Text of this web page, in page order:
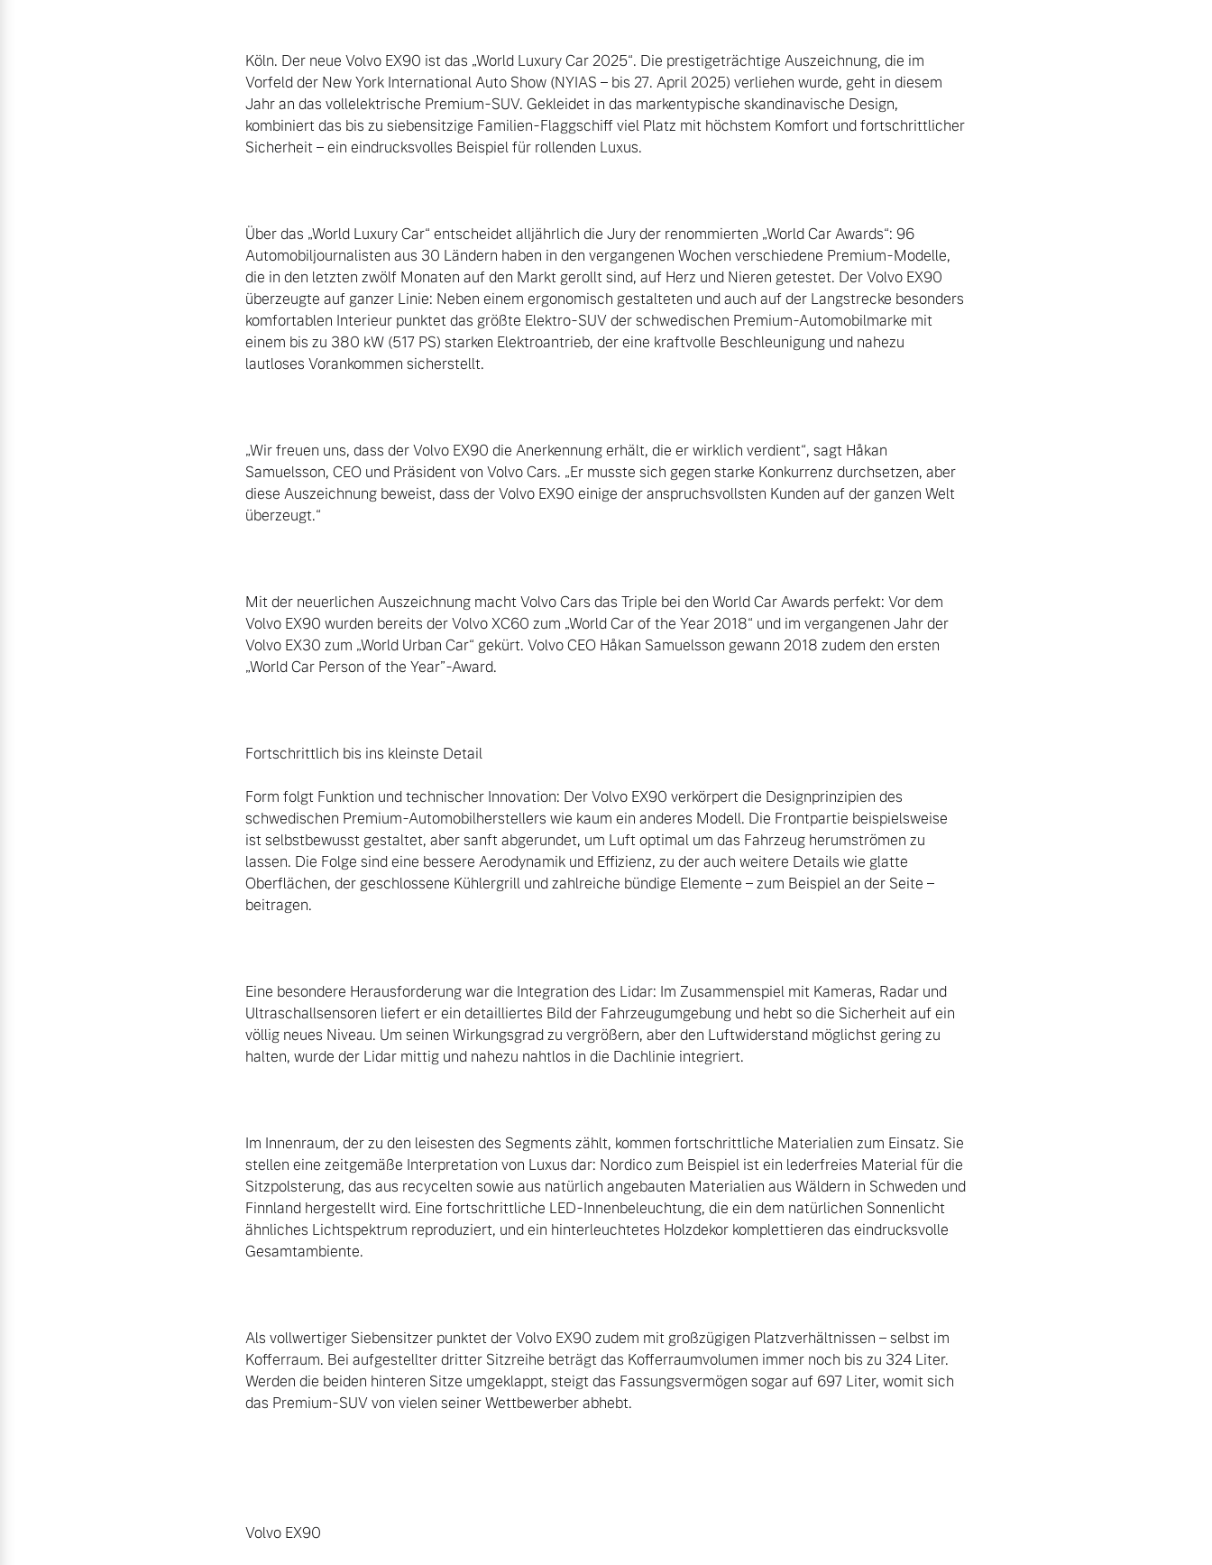
Köln. Der neue Volvo EX90 ist das „World Luxury Car 2025“. Die prestigeträchtige Auszeichnung, die im
Vorfeld der New York International Auto Show (NYIAS – bis 27. April 2025) verliehen wurde, geht in diesem
Jahr an das vollelektrische Premium-SUV. Gekleidet in das markentypische skandinavische Design,
kombiniert das bis zu siebensitzige Familien-Flaggschiff viel Platz mit höchstem Komfort und fortschrittlicher
Sicherheit – ein eindrucksvolles Beispiel für rollenden Luxus.
Über das „World Luxury Car“ entscheidet alljährlich die Jury der renommierten „World Car Awards“: 96
Automobiljournalisten aus 30 Ländern haben in den vergangenen Wochen verschiedene Premium-Modelle,
die in den letzten zwölf Monaten auf den Markt gerollt sind, auf Herz und Nieren getestet. Der Volvo EX90
überzeugte auf ganzer Linie: Neben einem ergonomisch gestalteten und auch auf der Langstrecke besonders
komfortablen Interieur punktet das größte Elektro-SUV der schwedischen Premium-Automobilmarke mit
einem bis zu 380 kW (517 PS) starken Elektroantrieb, der eine kraftvolle Beschleunigung und nahezu
lautloses Vorankommen sicherstellt.
„Wir freuen uns, dass der Volvo EX90 die Anerkennung erhält, die er wirklich verdient“, sagt Håkan
Samuelsson, CEO und Präsident von Volvo Cars. „Er musste sich gegen starke Konkurrenz durchsetzen, aber
diese Auszeichnung beweist, dass der Volvo EX90 einige der anspruchsvollsten Kunden auf der ganzen Welt
überzeugt.“
Mit der neuerlichen Auszeichnung macht Volvo Cars das Triple bei den World Car Awards perfekt: Vor dem
Volvo EX90 wurden bereits der Volvo XC60 zum „World Car of the Year 2018“ und im vergangenen Jahr der
Volvo EX30 zum „World Urban Car“ gekürt. Volvo CEO Håkan Samuelsson gewann 2018 zudem den ersten
„World Car Person of the Year”-Award.
Fortschrittlich bis ins kleinste Detail
Form folgt Funktion und technischer Innovation: Der Volvo EX90 verkörpert die Designprinzipien des
schwedischen Premium-Automobilherstellers wie kaum ein anderes Modell. Die Frontpartie beispielsweise
ist selbstbewusst gestaltet, aber sanft abgerundet, um Luft optimal um das Fahrzeug herumströmen zu
lassen. Die Folge sind eine bessere Aerodynamik und Effizienz, zu der auch weitere Details wie glatte
Oberflächen, der geschlossene Kühlergrill und zahlreiche bündige Elemente – zum Beispiel an der Seite –
beitragen.
Eine besondere Herausforderung war die Integration des Lidar: Im Zusammenspiel mit Kameras, Radar und
Ultraschallsensoren liefert er ein detailliertes Bild der Fahrzeugumgebung und hebt so die Sicherheit auf ein
völlig neues Niveau. Um seinen Wirkungsgrad zu vergrößern, aber den Luftwiderstand möglichst gering zu
halten, wurde der Lidar mittig und nahezu nahtlos in die Dachlinie integriert.
Im Innenraum, der zu den leisesten des Segments zählt, kommen fortschrittliche Materialien zum Einsatz. Sie
stellen eine zeitgemäße Interpretation von Luxus dar: Nordico zum Beispiel ist ein lederfreies Material für die
Sitzpolsterung, das aus recycelten sowie aus natürlich angebauten Materialien aus Wäldern in Schweden und
Finnland hergestellt wird. Eine fortschrittliche LED-Innenbeleuchtung, die ein dem natürlichen Sonnenlicht
ähnliches Lichtspektrum reproduziert, und ein hinterleuchtetes Holzdekor komplettieren das eindrucksvolle
Gesamtambiente.
Als vollwertiger Siebensitzer punktet der Volvo EX90 zudem mit großzügigen Platzverhältnissen – selbst im
Kofferraum. Bei aufgestellter dritter Sitzreihe beträgt das Kofferraumvolumen immer noch bis zu 324 Liter.
Werden die beiden hinteren Sitze umgeklappt, steigt das Fassungsvermögen sogar auf 697 Liter, womit sich
das Premium-SUV von vielen seiner Wettbewerber abhebt.
Volvo EX90